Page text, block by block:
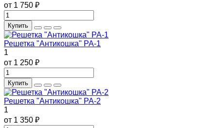
от 1 750 ₽
Купить
Решетка "Антикошка" РА-1
1
от 1 250 ₽
Купить
Решетка "Антикошка" РА-2
1
от 1 350 ₽